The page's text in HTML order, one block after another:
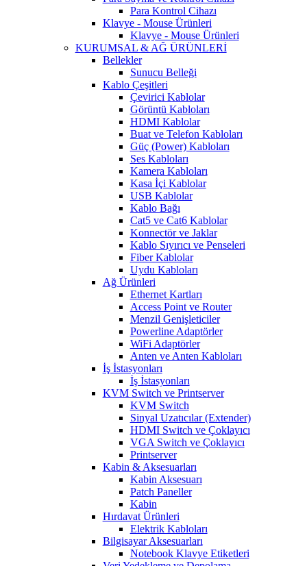
Para Kontrol Cihazı
Klavye - Mouse Ürünleri
Klavye - Mouse Ürünleri
KURUMSAL & AĞ ÜRÜNLERİ
Bellekler
Sunucu Belleği
Kablo Çeşitleri
Çevirici Kablolar
Görüntü Kabloları
HDMI Kablolar
Buat ve Telefon Kabloları
Güç (Power) Kabloları
Ses Kabloları
Kamera Kabloları
Kasa İçi Kablolar
USB Kablolar
Kablo Bağı
Cat5 ve Cat6 Kablolar
Konnectör ve Jaklar
Kablo Sıyırıcı ve Penseleri
Fiber Kablolar
Uydu Kabloları
Ağ Ürünleri
Ethernet Kartları
Access Point ve Router
Menzil Genişleticiler
Powerline Adaptörler
WiFi Adaptörler
Anten ve Anten Kabloları
İş İstasyonları
İş İstasyonları
KVM Switch ve Printserver
KVM Switch
Sinyal Uzatıcılar (Extender)
HDMI Switch ve Çoklayıcı
VGA Switch ve Çoklayıcı
Printserver
Kabin & Aksesuarları
Kabin Aksesuarı
Patch Paneller
Kabin
Hırdavat Ürünleri
Elektrik Kabloları
Bilgisayar Aksesuarları
Notebook Klavye Etiketleri